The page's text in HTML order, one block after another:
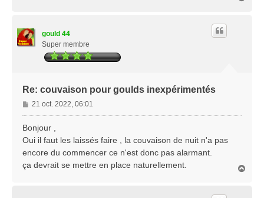
gould 44
Super membre
Re: couvaison pour goulds inexpérimentés
M
e
s
g
e
21 oct. 2022, 06:01
Bonjour ,
Oui il faut les laissés faire , la couvaison de nuit n'a pas
encore du commencer ce n'est donc pas alarmant.
ça devrait se mettre en place naturellement.